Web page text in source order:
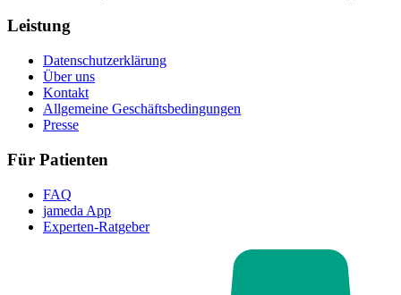
Leistung
Datenschutzerklärung
Über uns
Kontakt
Allgemeine Geschäftsbedingungen
Presse
Für Patienten
FAQ
jameda App
Experten-Ratgeber